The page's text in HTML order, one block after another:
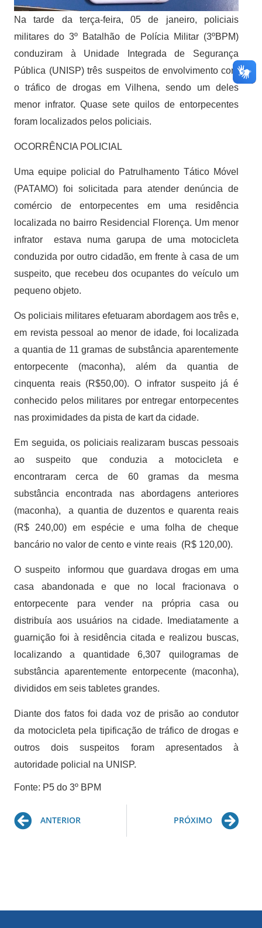
Na tarde da terça-feira, 05 de janeiro, policiais
militares do 3º Batalhão de Polícia Militar (3ºBPM)
conduziram à Unidade Integrada de Segurança
Pública (UNISP) três suspeitos de envolvimento com
o tráfico de drogas em Vilhena, sendo um deles
menor infrator. Quase sete quilos de entorpecentes
foram localizados pelos policiais.
OCORRÊNCIA POLICIAL
Uma equipe policial do Patrulhamento Tático Móvel
(PATAMO) foi solicitada para atender denúncia de
comércio de entorpecentes em uma residência
localizada no bairro Residencial Florença. Um menor
infrator estava numa garupa de uma motocicleta
conduzida por outro cidadão, em frente à casa de um
suspeito, que recebeu dos ocupantes do veículo um
pequeno objeto.
Os policiais militares efetuaram abordagem aos três e,
em revista pessoal ao menor de idade, foi localizada
a quantia de 11 gramas de substância aparentemente
entorpecente (maconha), além da quantia de
cinquenta reais (R$50,00). O infrator suspeito já é
conhecido pelos militares por entregar entorpecentes
nas proximidades da pista de kart da cidade.
Em seguida, os policiais realizaram buscas pessoais
ao suspeito que conduzia a motocicleta e
encontraram cerca de 60 gramas da mesma
substância encontrada nas abordagens anteriores
(maconha), a quantia de duzentos e quarenta reais
(R$ 240,00) em espécie e uma folha de cheque
bancário no valor de cento e vinte reais (R$ 120,00).
O suspeito informou que guardava drogas em uma
casa abandonada e que no local fracionava o
entorpecente para vender na própria casa ou
distribuía aos usuários na cidade. Imediatamente a
guarnição foi à residência citada e realizou buscas,
localizando a quantidade 6,307 quilogramas de
substância aparentemente entorpecente (maconha),
divididos em seis tabletes grandes.
Diante dos fatos foi dada voz de prisão ao condutor
da motocicleta pela tipificação de tráfico de drogas e
outros dois suspeitos foram apresentados à
autoridade policial na UNISP.
Fonte: P5 do 3º BPM
Prev
ANTERIOR PRÓXIMO